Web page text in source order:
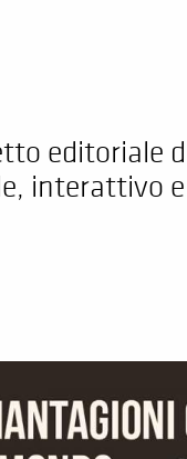
editoriale
interattivo